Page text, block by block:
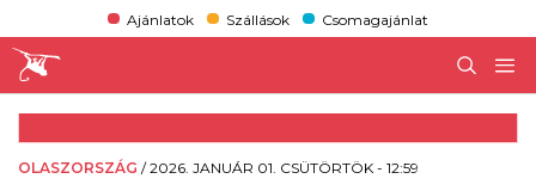
Ajánlatok Szállások Csomagajánlat
OLASZORSZÁG /2026. JANUÁR 01. CSÜTÖRTÖK - 12:59